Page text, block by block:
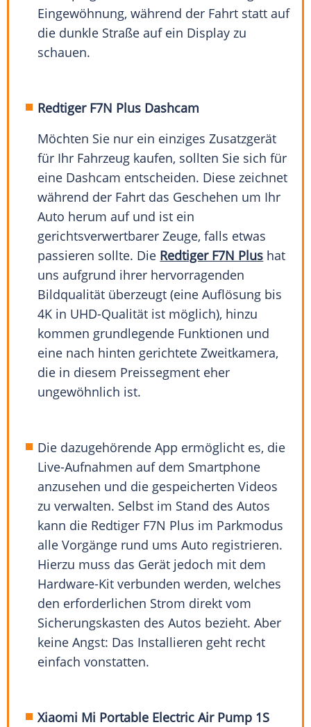
Eingewöhnung, während der Fahrt statt auf
die dunkle Straße auf ein Display zu
schauen.
Redtiger F7N Plus Dashcam
Möchten Sie nur ein einziges Zusatzgerät
für Ihr Fahrzeug kaufen, sollten Sie sich für
eine Dashcam entscheiden. Diese zeichnet
während der Fahrt das Geschehen um Ihr
Auto herum auf und ist ein
gerichtsverwertbarer Zeuge, falls etwas
passieren sollte. Die Redtiger F7N Plus hat
uns aufgrund ihrer hervorragenden
Bildqualität überzeugt (eine Auflösung bis
4K in UHD-Qualität ist möglich), hinzu
kommen grundlegende Funktionen und
eine nach hinten gerichtete Zweitkamera,
die in diesem Preissegment eher
ungewöhnlich ist.
Die dazugehörende App ermöglicht es, die
Live-Aufnahmen auf dem Smartphone
anzusehen und die gespeicherten Videos
zu verwalten. Selbst im Stand des Autos
kann die Redtiger F7N Plus im Parkmodus
alle Vorgänge rund ums Auto registrieren.
Hierzu muss das Gerät jedoch mit dem
Hardware-Kit verbunden werden, welches
den erforderlichen Strom direkt vom
Sicherungskasten des Autos bezieht. Aber
keine Angst: Das Installieren geht recht
einfach vonstatten.
Xiaomi Mi Portable Electric Air Pump 1S